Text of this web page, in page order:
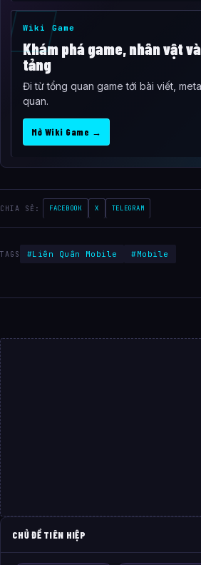
Wiki Game
Khám phá game, nhân vật
tảng
Đi từ tổng quan game tới bài viết,
quan.
Mở Wiki Game →
CHIA SẺ: FACEBOOK X TELEGRAM
TAGS #Liên Quân Mobile #Mobile
CHỦ ĐỀ TIÊN HIỆP